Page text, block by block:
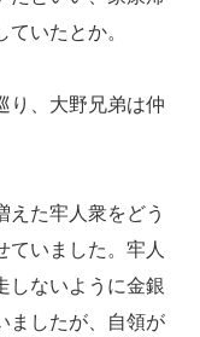
いたとか。
り、大野兄弟は仲
た牢人衆をどう
ていました。牢人
しないように金銀
ましたが、自領が